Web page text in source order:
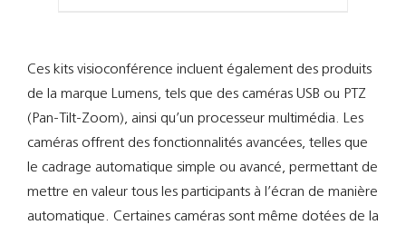
Ces kits visioconférence incluent également des produits
de la marque Lumens, tels que des caméras USB ou PTZ
(Pan-Tilt-Zoom), ainsi qu’un processeur multimédia. Les
caméras offrent des fonctionnalités avancées, telles que
le cadrage automatique simple ou avancé, permettant de
mettre en valeur tous les participants à l’écran de manière
automatique. Certaines caméras sont même dotées de la